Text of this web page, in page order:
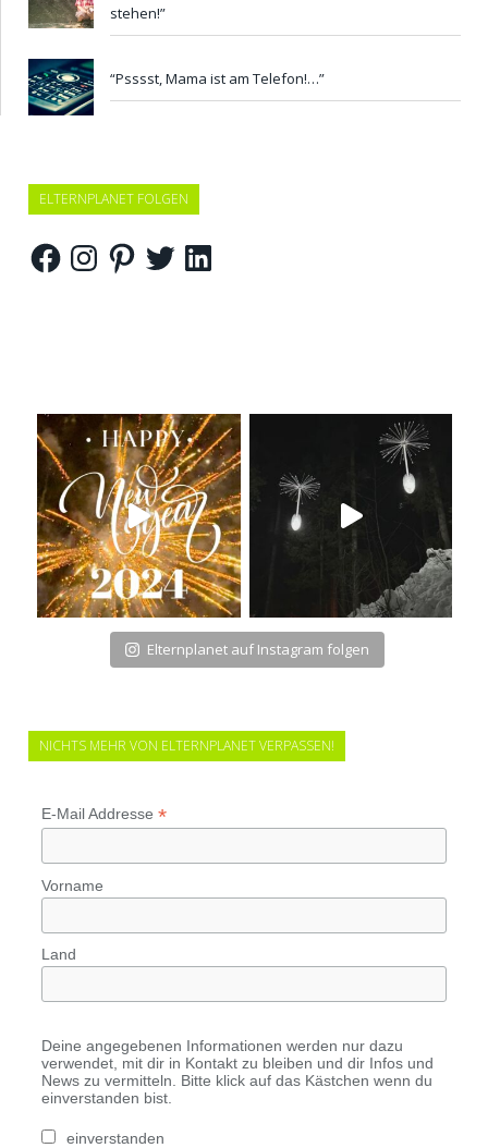
stehen!”
“Psssst, Mama ist am Telefon!…”
ELTERNPLANET FOLGEN
FacebookInstagramPinterestTwitterLinkedIn
Elternplanet auf Instagram folgen
NICHTS MEHR VON ELTERNPLANET VERPASSEN!
E-Mail Addresse *
Vorname
Land
Deine angegebenen Informationen werden nur dazu
verwendet, mit dir in Kontakt zu bleiben und dir Infos und
News zu vermitteln. Bitte klick auf das Kästchen wenn du
einverstanden bist.
einverstanden